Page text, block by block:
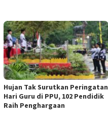
Hujan Tak Surutkan Peringatan
Hari Guru di PPU, 102 Pendidik
Raih Penghargaan